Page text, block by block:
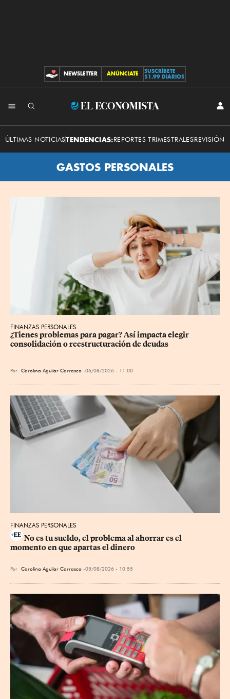
CONTRIBUCIONES
NEWSLETTER ANÚNCIATE
SUSCRÍBETE
$1.99 DIARIOS
El
Economista
ÚLTIMAS NOTICIASTENDENCIAS:REPORTES TRIMESTRALESREVISIÓN
GASTOS PERSONALES
FINANZAS PERSONALES
¿Tienes problemas para pagar? Así impacta elegir
consolidación o reestructuración de deudas
Por Carolina Aguilar Carrasco 06/08/2026 - 11:00
FINANZAS PERSONALES
No es tu sueldo, el problema al ahorrar es el
momento en que apartas el dinero
Por Carolina Aguilar Carrasco 05/08/2026 - 10:55